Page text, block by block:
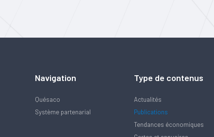
Navigation
Quésaco
Système partenarial
Type de contenus
Actualités
Publications
Tendances économiques